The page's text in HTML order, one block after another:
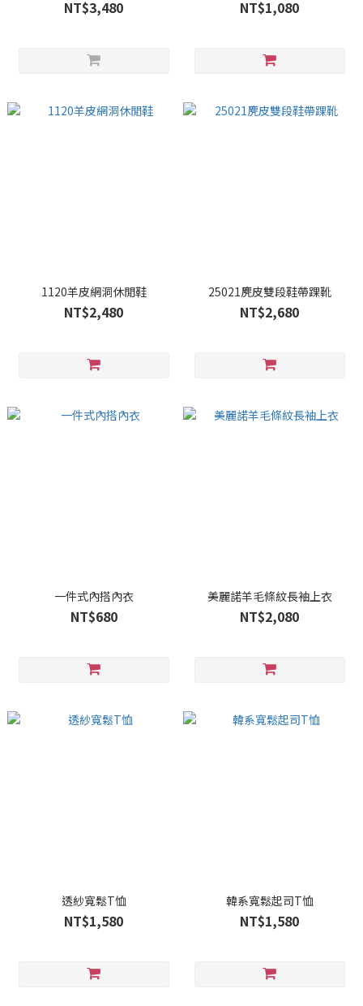
NT$3,480 NT$1,080
1120羊皮網洞休閒鞋
NT$2,480
25021麂皮雙段鞋帶踝靴
NT$2,680
一件式內搭內衣
NT$680
美麗諾羊毛條紋長袖上衣
NT$2,080
透紗寬鬆T恤
NT$1,580
韓系寬鬆起司T恤
NT$1,580